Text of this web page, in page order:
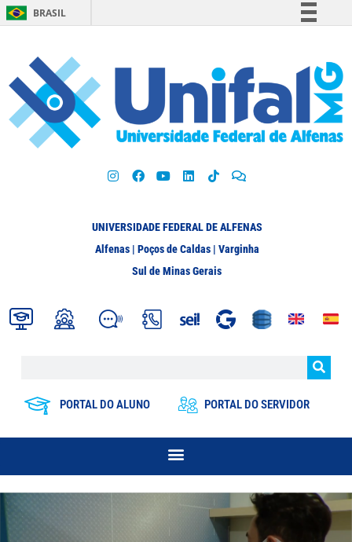
BRASIL
Participe
Acesso à informação
Legislação
UNIVERSIDADE FEDERAL DE ALFENAS
Alfenas | Poços de Caldas | Varginha
Sul de Minas Gerais
PORTAL DO ALUNO PORTAL DO SERVIDOR